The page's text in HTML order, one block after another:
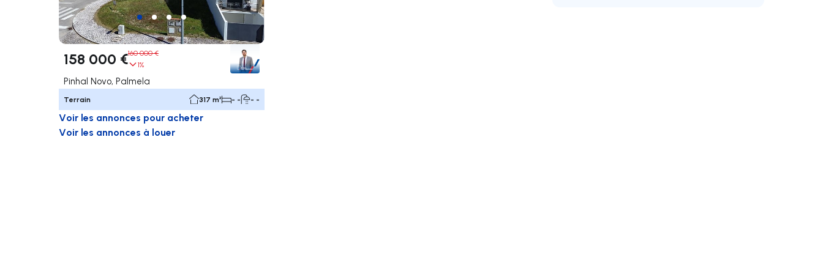
158 000 €160 000 €
1%
Pinhal Novo, Palmela
Terrain 317 m² - - - -
Voir les annonces pour acheter
Voir les annonces à louer